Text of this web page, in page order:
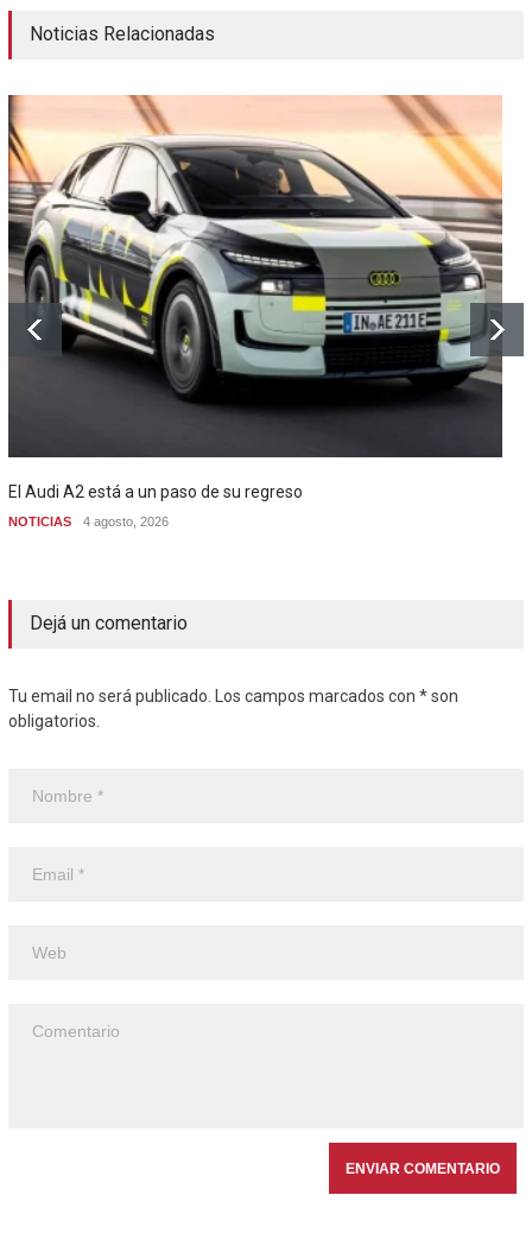
Noticias Relacionadas
El Audi A2 está a un paso de su regreso
NOTICIAS 4 agosto, 2026
Dejá un comentario
Tu email no será publicado. Los campos marcados con * son
obligatorios.